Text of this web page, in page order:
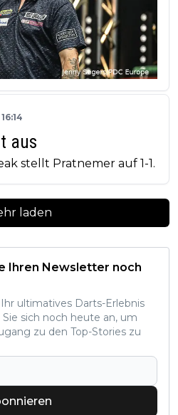
aus
stellt Pratnemer auf 1-1.
laden
Ihren Newsletter noch
ultimatives Darts-Erlebnis
sich noch heute an, um
zu den Top-Stories zu